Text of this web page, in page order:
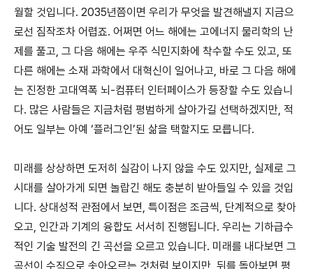
월할 것입니다. 2035년쯤이면 우리가 무엇을 발견해낼지 지금으
로선 짐작조차 어렵죠. 어쩌면 어느 해에는 고에너지 물리학의 난
제를 풀고, 그 다음 해에는 우주 식민지화에 착수할 수도 있고, 또
다른 해에는 소재 과학에서 대혁신이 일어나고, 바로 그 다음 해에
는 진정한 고대역폭 뇌-컴퓨터 인터페이스가 등장할 수도 있습니
다. 많은 사람들은 지금처럼 평범하게 살아가길 선택하겠지만, 적
어도 일부는 아예 ‘플러그인’된 삶을 택할지도 모릅니다.
미래를 상상하면 도저히 실감이 나지 않을 수도 있지만, 실제로 그
시대를 살아가게 되면 놀랍긴 해도 충분히 받아들일 수 있을 것입
니다. 상대성적 관점에서 보면, 특이점은 조금씩, 단계적으로 찾아
오고, 인간과 기계의 융합도 서서히 진행됩니다. 우리는 기하급수
적인 기술 발전의 긴 곡선을 오르고 있습니다. 미래를 내다보면 그
곡선이 수직으로 솟아오르는 것처럼 보이지만, 뒤를 돌아보면 평